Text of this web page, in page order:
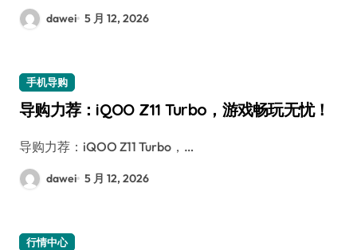
dawei 5 月 12, 2026
手机导购
导购力荐：iQOO Z11 Turbo，游戏畅玩无忧！
导购力荐：iQOO Z11 Turbo，…
dawei 5 月 12, 2026
行情中心